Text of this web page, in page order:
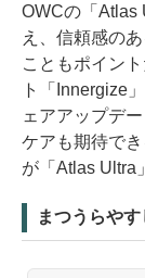
OWCの「Atlas
え、信頼感の
こともポイン
ト「Innergize
ェアアップデ
ケアも期待で
が「Atlas Ultra
まつうらやす